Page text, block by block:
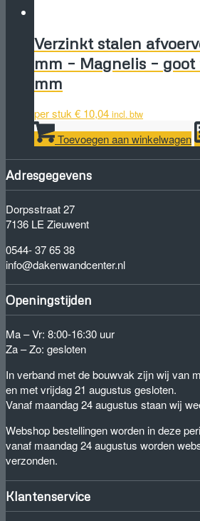
Verzinkt stalen
mm – Magnelis –
mm
per stuk€ 10,04 incl. btw
Toevoegen aan winkelwagen
Adresgegevens
Dorpsstraat 27
7136 LE Zieuwent
0544- 37 65 38
info@dakenwandcenter.nl
Openingstijden
Ma – Vr: 8:00-16:30 uur
Za – Zo: gesloten
In verband met de bouwvak zijn wij van
en met vrijdag 21 augustus gesloten.
Vanaf maandag 24 augustus staan wij
Webshop bestellingen worden in deze
vanaf maandag 24 augustus worden
verzonden.
Klantenservice